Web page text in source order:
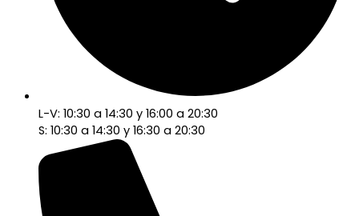
L-V: 10:30 a 14:30 y 16:00 a 20:30
S: 10:30 a 14:30 y 16:30 a 20:30